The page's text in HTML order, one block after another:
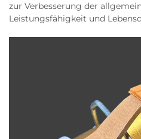
zur Verbesserung der
Leistungsfähigkeit und